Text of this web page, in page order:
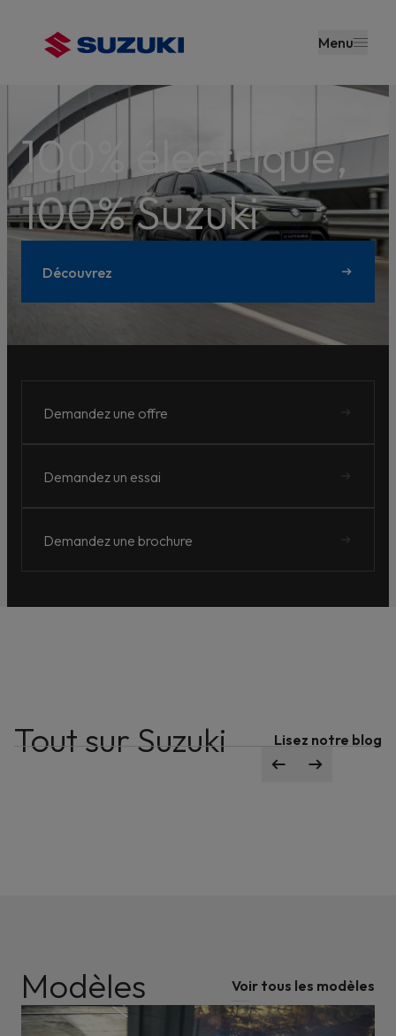
principal
Menu
100% électrique,
100% Suzuki
Découvrez
Demandez une offre
Demandez un essai
Demandez une brochure
Tout sur Suzuki Lisez notre blog
voiture.
Modèles Voir tous les modèles